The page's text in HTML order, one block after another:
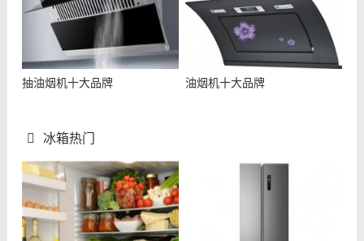
抽油烟机十大品牌 油烟机十大品牌
冰箱热门